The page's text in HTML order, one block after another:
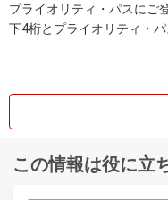
プライオリティ・パスにご
下4桁とプライオリティ・
この情報は役に立